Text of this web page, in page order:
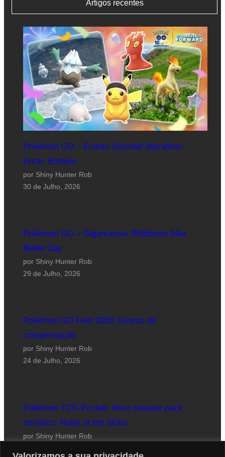
Artigos recentes
Pokémon GO – Evento Summer Marathon:
Arctic Embers
por Shiny Hunter Rob
30 de Julho, 2026
Pokémon GO – Gigantamax Rillaboom Max
Battle Day
por Shiny Hunter Rob
29 de Julho, 2026
Pokémon GO Fest 2026: Evento de
compensação
por Shiny Hunter Rob
24 de Julho, 2026
Pokémon TCG Pocket: Novo booster pack
temático: Ruler of the Skies
por Shiny Hunter Rob